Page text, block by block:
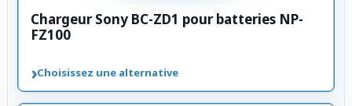
Chargeur Sony BC-ZD1 pour batteries NP-
FZ100
›Choisissez une alternative